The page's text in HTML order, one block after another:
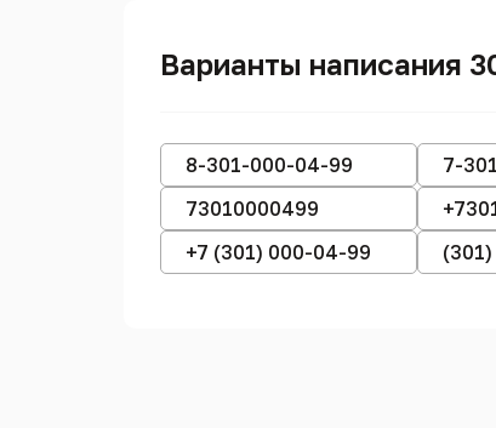
Варианты написания
8-301-000-04-99 7-
73010000499
+7 (301) 000-04-99